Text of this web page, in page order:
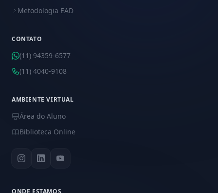
Metodologia EAD
CONTATO
(11) 94359-6577
(11) 4040-9108
AMBIENTE VIRTUAL
Área do Aluno
Biblioteca Online
ONDE ESTAMOS